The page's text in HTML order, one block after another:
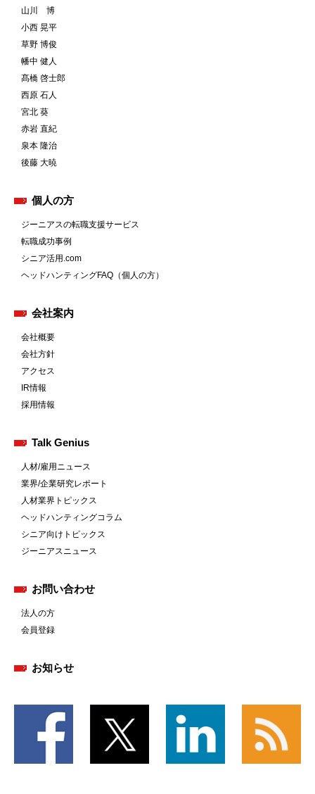
山川 博
小西 晃平
草野 博俊
幡中 健人
髙橋 啓士郎
西原 石人
宮北 葵
赤岩 直紀
泉本 隆治
後藤 大暁
個人の方
ジーニアスの転職支援サービス
転職成功事例
シニア活用.com
ヘッドハンティングFAQ（個人の方）
会社案内
会社概要
会社方針
アクセス
IR情報
採用情報
Talk Genius
人材/雇用ニュース
業界/企業研究レポート
人材業界トピックス
ヘッドハンティングコラム
シニア向けトピックス
ジーニアスニュース
お問い合わせ
法人の方
会員登録
お知らせ